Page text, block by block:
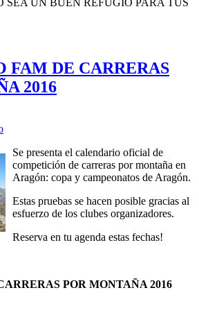
FAM DE CARRERAS
2016
Se presenta el calendario oficial de
competición de carreras por montaña en
Aragón: copa y campeonatos de Aragón.
Estas pruebas se hacen posible gracias al
esfuerzo de los clubes organizadores.
Reserva en tu agenda estas fechas!
POR MONTAÑA 2016